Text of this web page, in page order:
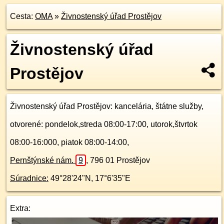
Cesta: OMA» Živnostenský úřad Prostějov
Živnostenský úřad
Prostějov
Živnostenský úřad Prostějov: kancelária, štátne služby,
otvorené: pondelok,streda 08:00-17:00, utorok,štvrtok
08:00-16:000, piatok 08:00-14:00,
Pernštýnské nám. 9 , 796 01 Prostějov
Súradnice: 49°28'24"N , 17°6'35"E
Extra: